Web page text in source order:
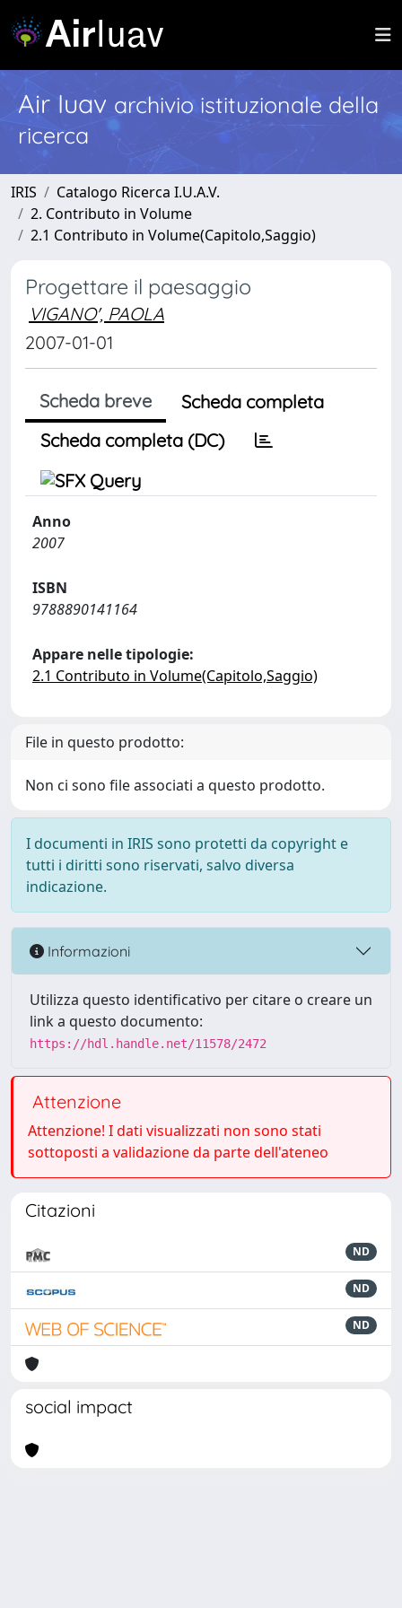
Air Iuav archivio istituzionale della
ricerca
IRIS
Catalogo Ricerca I.U.A.V.
2. Contributo in Volume
2.1 Contributo in Volume(Capitolo,Saggio)
Progettare il paesaggio
VIGANO', PAOLA
2007-01-01
Scheda breve
Scheda completa
Scheda completa (DC)
Anno
2007
ISBN
9788890141164
Appare nelle tipologie:
2.1 Contributo in Volume(Capitolo,Saggio)
File in questo prodotto:
Non ci sono file associati a questo prodotto.
I documenti in IRIS sono protetti da copyright e
tutti i diritti sono riservati, salvo diversa
indicazione.
Informazioni
Utilizza questo identificativo per citare o creare un
link a questo documento:
https://hdl.handle.net/11578/2472
Attenzione
Attenzione! I dati visualizzati non sono stati
sottoposti a validazione da parte dell'ateneo
Citazioni
ND
ND
ND
social impact